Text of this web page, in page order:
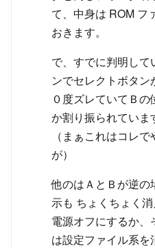
て、中身は ROM フ
おきます。
で、すでに判明して
ンでセレクトボタン
０度ズレていてＢ
か割り振られていま
（まぁこれはコレ
が）
他のはＡとＢが逆の
示も ちょくちょく
電源オフにするか
は設定ファイル系を